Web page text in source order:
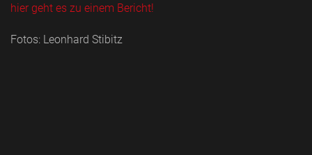
hier geht es zu einem Bericht!
Fotos: Leonhard Stibitz